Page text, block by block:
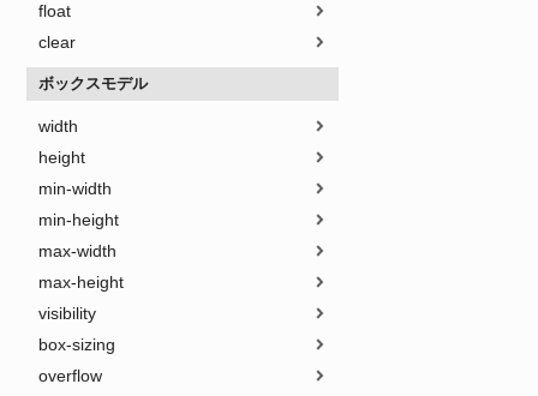
float
clear
ボックスモデル
width
height
min-width
min-height
max-width
max-height
visibility
box-sizing
overflow